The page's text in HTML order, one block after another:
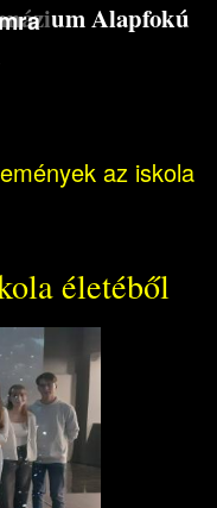
Alapfokú
az iskola
életéből